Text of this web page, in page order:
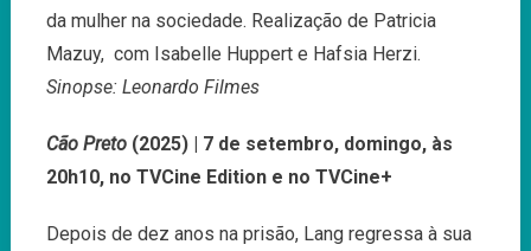
da mulher na sociedade. Realização de Patricia
Mazuy, com Isabelle Huppert e Hafsia Herzi.
Sinopse: Leonardo Filmes
Cão Preto (2025) | 7 de setembro, domingo, às
20h10, no TVCine Edition e no TVCine+
Depois de dez anos na prisão, Lang regressa à sua